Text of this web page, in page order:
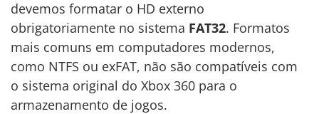
devemos formatar o HD externo
obrigatoriamente no sistema FAT32. Formatos
mais comuns em computadores modernos,
como NTFS ou exFAT, não são compatíveis com
o sistema original do Xbox 360 para o
armazenamento de jogos.